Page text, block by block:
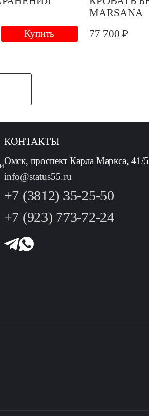
Купить
MARSANA
77 700 ₽
КОНТАКТЫ
Омск, проспект Карла Маркса, 41/
info@status55.ru
+7 (3812) 35-25-50
+7 (923) 773-72-24